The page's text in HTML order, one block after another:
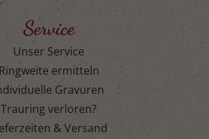
Service
Unser Service
Ringweite ermitteln
Gravuren
Trauring verloren?
& Versand